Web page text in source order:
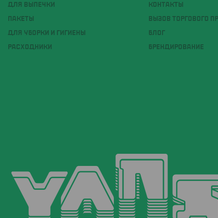
ДЛЯ ВЫПЕЧКИ
ПАКЕТЫ
ДЛЯ УБОРКИ И ГИГИЕНЫ
РАСХОДНИКИ
КОНТАКТЫ
ВЫЗОВ ТОРГОВОГО
БЛОГ
БРЕНДИРОВАНИЕ